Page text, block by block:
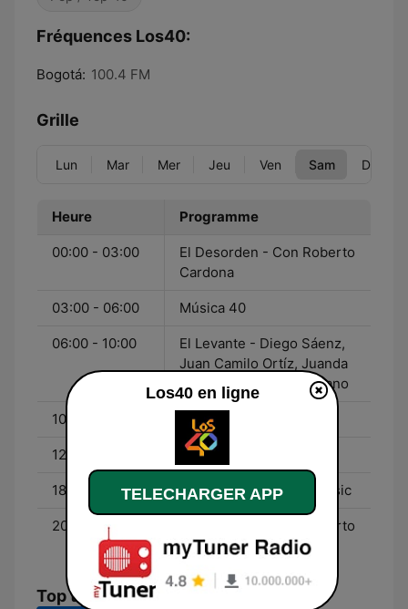
Fréquences Los40:
Bogotá: 100.4 FM
Grille
Lun Mar Mer Jeu Ven Sam Dim
Heure Programme
00:00 - 03:00
El Desorden - Con Roberto
Cardona
03:00 - 06:00 Música 40
06:00 - 10:00
El Levante - Diego Sáenz,
Juan Camilo Ortíz, Juanda
Caribe y Valentina Lizcano
10:00 - 12:00 Del 40 al 1
12:00 - 18:00 Música 40
18:00 - 20:00 WDM - World Dance Music
20:00 - 00:00
El Desorden - Con Roberto
Cardona
Top titres
Los40 en ligne
TELECHARGER APP